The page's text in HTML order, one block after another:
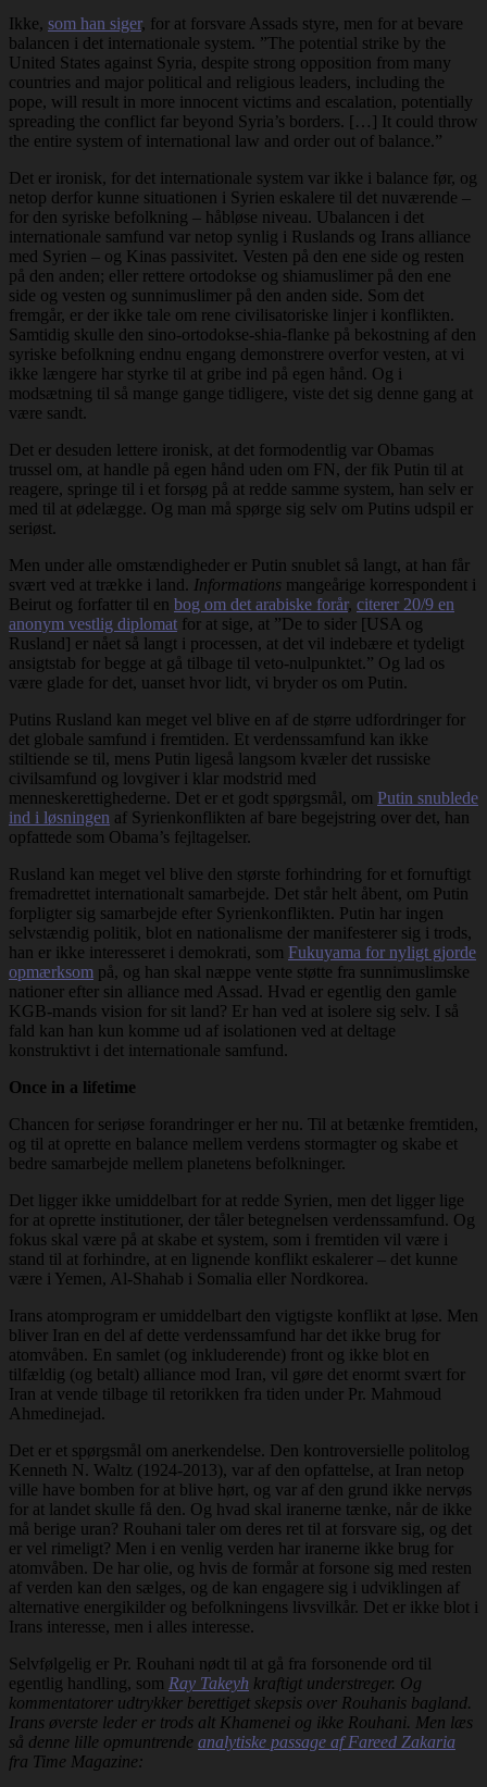
Ikke, som han siger, for at forsvare Assads styre, men for at bevare
balancen i det internationale system. ”The potential strike by the
United States against Syria, despite strong opposition from many
countries and major political and religious leaders, including the
pope, will result in more innocent victims and escalation, potentially
spreading the conflict far beyond Syria’s borders. […] It could throw
the entire system of international law and order out of balance.”
Det er ironisk, for det internationale system var ikke i balance før, og
netop derfor kunne situationen i Syrien eskalere til det nuværende –
for den syriske befolkning – håbløse niveau. Ubalancen i det
internationale samfund var netop synlig i Ruslands og Irans alliance
med Syrien – og Kinas passivitet. Vesten på den ene side og resten
på den anden; eller rettere ortodokse og shiamuslimer på den ene
side og vesten og sunnimuslimer på den anden side. Som det
fremgår, er der ikke tale om rene civilisatoriske linjer i konflikten.
Samtidig skulle den sino-ortodokse-shia-flanke på bekostning af den
syriske befolkning endnu engang demonstrere overfor vesten, at vi
ikke længere har styrke til at gribe ind på egen hånd. Og i
modsætning til så mange gange tidligere, viste det sig denne gang at
være sandt.
Det er desuden lettere ironisk, at det formodentlig var Obamas
trussel om, at handle på egen hånd uden om FN, der fik Putin til at
reagere, springe til i et forsøg på at redde samme system, han selv er
med til at ødelægge. Og man må spørge sig selv om Putins udspil er
seriøst.
Men under alle omstændigheder er Putin snublet så langt, at han får
svært ved at trække i land. Informations mangeårige korrespondent i
Beirut og forfatter til en bog om det arabiske forår, citerer 20/9 en
anonym vestlig diplomat for at sige, at ”De to sider [USA og
Rusland] er nået så langt i processen, at det vil indebære et tydeligt
ansigtstab for begge at gå tilbage til veto-nulpunktet.” Og lad os
være glade for det, uanset hvor lidt, vi bryder os om Putin.
Putins Rusland kan meget vel blive en af de større udfordringer for
det globale samfund i fremtiden. Et verdenssamfund kan ikke
stiltiende se til, mens Putin ligeså langsom kvæler det russiske
civilsamfund og lovgiver i klar modstrid med
menneskerettighederne. Det er et godt spørgsmål, om Putin snublede
ind i løsningen af Syrienkonflikten af bare begejstring over det, han
opfattede som Obama’s fejltagelser.
Rusland kan meget vel blive den største forhindring for et fornuftigt
fremadrettet internationalt samarbejde. Det står helt åbent, om Putin
forpligter sig samarbejde efter Syrienkonflikten. Putin har ingen
selvstændig politik, blot en nationalisme der manifesterer sig i trods,
han er ikke interesseret i demokrati, som Fukuyama for nyligt gjorde
opmærksom på, og han skal næppe vente støtte fra sunnimuslimske
nationer efter sin alliance med Assad. Hvad er egentlig den gamle
KGB-mands vision for sit land? Er han ved at isolere sig selv. I så
fald kan han kun komme ud af isolationen ved at deltage
konstruktivt i det internationale samfund.
Once in a lifetime
Chancen for seriøse forandringer er her nu. Til at betænke fremtiden,
og til at oprette en balance mellem verdens stormagter og skabe et
bedre samarbejde mellem planetens befolkninger.
Det ligger ikke umiddelbart for at redde Syrien, men det ligger lige
for at oprette institutioner, der tåler betegnelsen verdenssamfund. Og
fokus skal være på at skabe et system, som i fremtiden vil være i
stand til at forhindre, at en lignende konflikt eskalerer – det kunne
være i Yemen, Al-Shahab i Somalia eller Nordkorea.
Irans atomprogram er umiddelbart den vigtigste konflikt at løse. Men
bliver Iran en del af dette verdenssamfund har det ikke brug for
atomvåben. En samlet (og inkluderende) front og ikke blot en
tilfældig (og betalt) alliance mod Iran, vil gøre det enormt svært for
Iran at vende tilbage til retorikken fra tiden under Pr. Mahmoud
Ahmedinejad.
Det er et spørgsmål om anerkendelse. Den kontroversielle politolog
Kenneth N. Waltz (1924-2013), var af den opfattelse, at Iran netop
ville have bomben for at blive hørt, og var af den grund ikke nervøs
for at landet skulle få den. Og hvad skal iranerne tænke, når de ikke
må berige uran? Rouhani taler om deres ret til at forsvare sig, og det
er vel rimeligt? Men i en venlig verden har iranerne ikke brug for
atomvåben. De har olie, og hvis de formår at forsone sig med resten
af verden kan den sælges, og de kan engagere sig i udviklingen af
alternative energikilder og befolkningens livsvilkår. Det er ikke blot i
Irans interesse, men i alles interesse.
Selvfølgelig er Pr. Rouhani nødt til at gå fra forsonende ord til
egentlig handling, som Ray Takeyh kraftigt understreger. Og
kommentatorer udtrykker berettiget skepsis over Rouhanis bagland.
Irans øverste leder er trods alt Khamenei og ikke Rouhani. Men læs
så denne lille opmuntrende analytiske passage af Fareed Zakaria
fra Time Magazine: